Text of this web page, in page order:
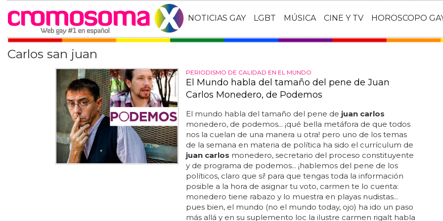
NOTICIAS GAY LGBT MÚSICA CINE Y TV HOROSCOPO
Carlos san juan
PERIODISMO DE CALIDAD EN EL MUNDO
El Mundo habla del tamaño del pene de Juan
Carlos Monedero, de Podemos
El mundo habla del tamaño del pene de juan carlos
monedero, de podemos... ¡qué bella metáfora de que todos
nos la cuelan de una manera u otra! pero uno de los temas
de la semana en materia de política ha sido el currículum de
juan carlos monedero, secretario del proceso constituyente
y de programa de podemos... ¡hablemos del pene de los
políticos, claro que sí! para que tengas toda la información
posible a la hora de asignar tu voto, carmen te lo cuenta:
monedero tiene rabazo y lo muestra en playas nudistas...
pues bien, el mundo (no el mundo today, ojo) ha ido un paso
más allá y en su suplemento loc la ilustre carmen rigalt habla